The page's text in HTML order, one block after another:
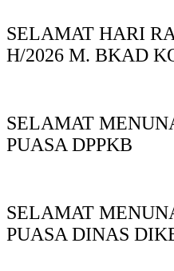
SELAMAT HARI
H/2026 M. BKAD
SELAMAT
PUASA DPPKB
SELAMAT
PUASA DINAS